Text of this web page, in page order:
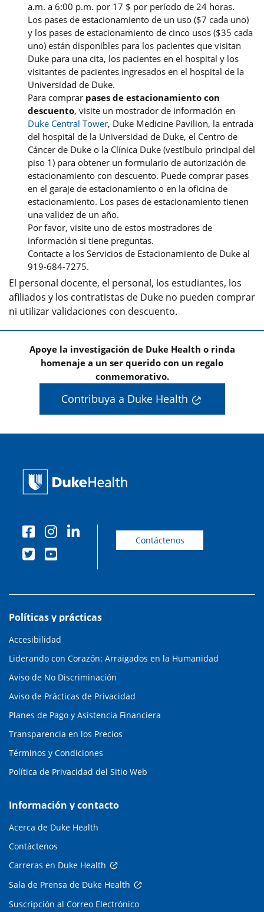
a.m. a 6:00 p.m. por 17 $ por período de 24 horas.
Los pases de estacionamiento de un uso ($7 cada uno)
y los pases de estacionamiento de cinco usos ($35 cada
uno) están disponibles para los pacientes que visitan
Duke para una cita, los pacientes en el hospital y los
visitantes de pacientes ingresados en el hospital de la
Universidad de Duke.
Para comprar pases de estacionamiento con
descuento, visite un mostrador de información en
Duke Central Tower, Duke Medicine Pavilion, la entrada
del hospital de la Universidad de Duke, el Centro de
Cáncer de Duke o la Clínica Duke (vestíbulo principal del
piso 1) para obtener un formulario de autorización de
estacionamiento con descuento. Puede comprar pases
en el garaje de estacionamiento o en la oficina de
estacionamiento. Los pases de estacionamiento tienen
una validez de un año.
Por favor, visite uno de estos mostradores de
información si tiene preguntas.
Contacte a los Servicios de Estacionamiento de Duke al
919-684-7275.
El personal docente, el personal, los estudiantes, los
afiliados y los contratistas de Duke no pueden comprar
ni utilizar validaciones con descuento.
Apoye la investigación de Duke Health o rinda
homenaje a un ser querido con un regalo
conmemorativo.
Contribuya a Duke Health
Contáctenos
Políticas y prácticas
Accesibilidad
Liderando con Corazón: Arraigados en la Humanidad
Aviso de No Discriminación
Aviso de Prácticas de Privacidad
Planes de Pago y Asistencia Financiera
Transparencia en los Precios
Términos y Condiciones
Política de Privacidad del Sitio Web
Información y contacto
Acerca de Duke Health
Contáctenos
Carreras en Duke Health
Sala de Prensa de Duke Health
Suscripción al Correo Electrónico